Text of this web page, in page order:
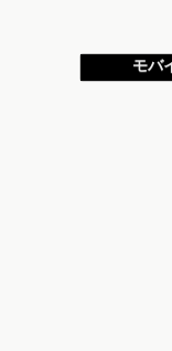
モバ